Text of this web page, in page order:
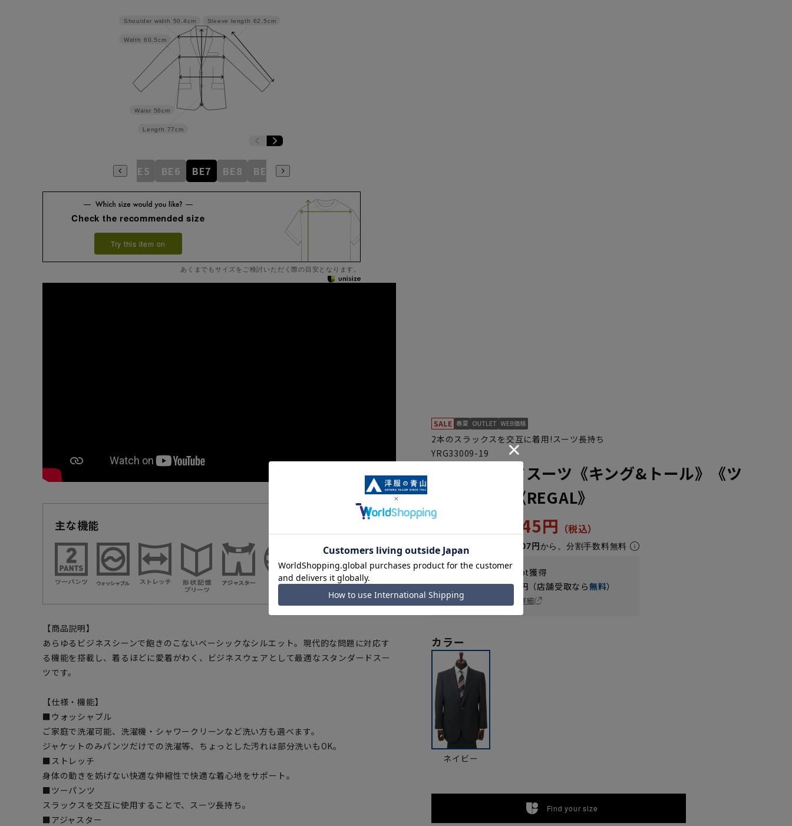
Sleeve length 62.5cm
Length 77cm
Waist 56cm
Width 60.5cm
Shoulder width 50.4cm
BE4 BE5 BE6 BE7 BE8 BE9 BE10
Check the recommended size
Try this item on
あくまでもサイズをご検討いただく際の目安となります。
主な機能
【商品説明】
あらゆるビジネスシーンで飽きのこないベーシックなシルエット。現代的な問題に対応す
る機能を搭載し、着るほどに愛着がわく、ビジネスウェアとして最適なスタンダードスー
ツです。
【仕様・機能】
■ウォッシャブル
ご家庭で洗濯可能、洗濯機・シャワークリーンなど洗い方も選べます。
ジャケットのみパンツだけでの洗濯等、ちょっとした汚れは部分洗いもOK。
■ストレッチ
身体の動きを妨げない快適な伸縮性で快適な着心地をサポート。
■ツーパンツ
スラックスを交互に使用することで、スーツ長持ち。
■アジャスター
2本のスラックスを交互に着用!スーツ長持ち
YRG33009-19
スタンダードスーツ《キング&トール》《ツ
ーパンツ》《REGAL》
25,245円
月々4,207円から。分割手数料無料
WEB会員なら126
pt獲得
送料 全国一律550 円（店舗受取なら無料）
お届け日を調べる
詳細
カラー
ネイビー
Find your size